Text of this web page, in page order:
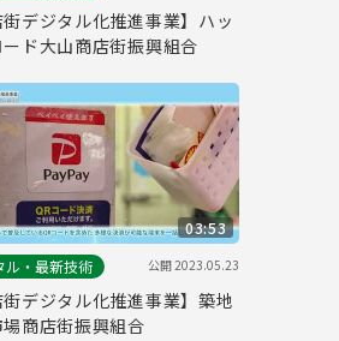
街デジタル化推進事業】ハッ
ード大山商店街振興組合
03:53
ル・最新技術
公開2023.05.23
街デジタル化推進事業】築地
商店街振興組合